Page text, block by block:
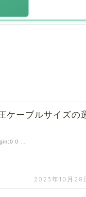
ケーブルサイズの
2023年10月28
0 …